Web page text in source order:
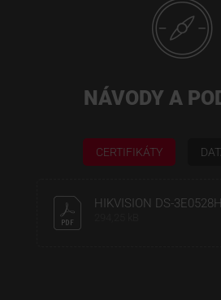
NÁVODY A
CERTIFIKÁTY
HIKVISION DS-